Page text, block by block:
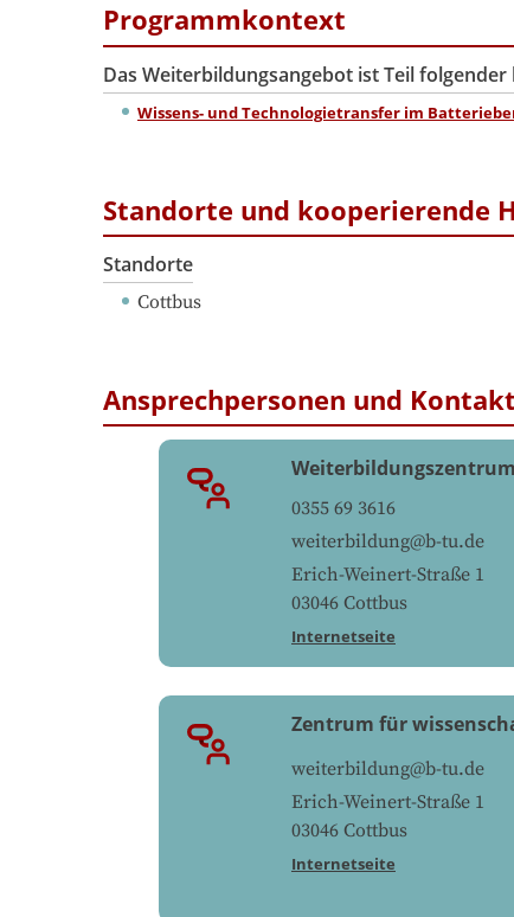
Programmkontext
Das Weiterbildungsangebot ist Teil
Wissens- und Technologietransfer im
Standorte und kooperierende
Standorte
Cottbus
Ansprechpersonen und
Weiterbildungszentrum
0355 69 3616
weiterbildung@b-tu.de
Erich-Weinert-Straße 1
03046 Cottbus
Internetseite
Zentrum für
weiterbildung@b-tu.de
Erich-Weinert-Straße 1
03046 Cottbus
Internetseite